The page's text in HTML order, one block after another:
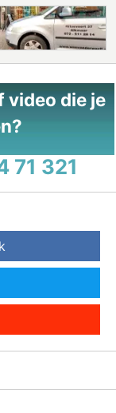
video die je
71 321